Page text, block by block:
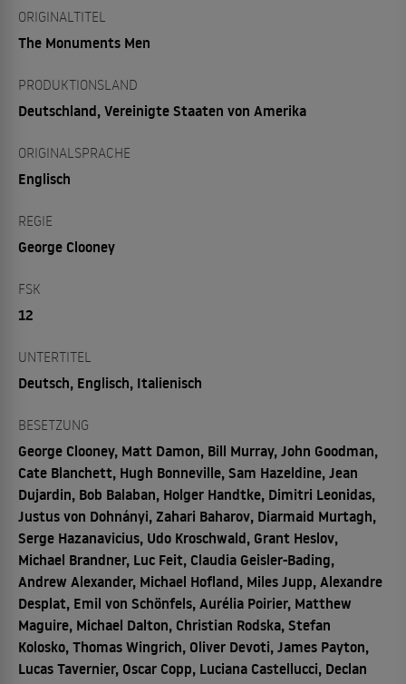
ORIGINALTITEL
The Monuments Men
PRODUKTIONSLAND
Deutschland, Vereinigte Staaten von Amerika
ORIGINALSPRACHE
Englisch
REGIE
George Clooney
FSK
12
UNTERTITEL
Deutsch, Englisch, Italienisch
BESETZUNG
George Clooney, Matt Damon, Bill Murray, John Goodman,
Cate Blanchett, Hugh Bonneville, Sam Hazeldine, Jean
Dujardin, Bob Balaban, Holger Handtke, Dimitri Leonidas,
Justus von Dohnányi, Zahari Baharov, Diarmaid Murtagh,
Serge Hazanavicius, Udo Kroschwald, Grant Heslov,
Michael Brandner, Luc Feit, Claudia Geisler-Bading,
Andrew Alexander, Michael Hofland, Miles Jupp, Alexandre
Desplat, Emil von Schönfels, Aurélia Poirier, Matthew
Maguire, Michael Dalton, Christian Rodska, Stefan
Kolosko, Thomas Wingrich, Oliver Devoti, James Payton,
Lucas Tavernier, Oscar Copp, Luciana Castellucci, Declan